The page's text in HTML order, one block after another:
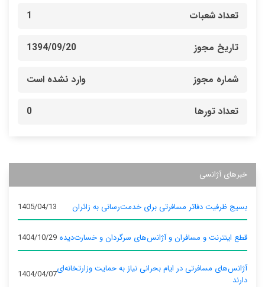
تعداد شعبات 1
تاریخ مجوز 1394/09/20
شماره مجوز وارد نشده است
تعداد تورها 0
خبرهای آژانسی
بسیج ظرفیت دفاتر مسافرتی برای خدمت‌رسانی به زائران 1405/04/13
قطع اینترنت و مسافران و آژانس‌های سرگردان و خسارت‌دیده 1404/10/29
آژانس‌های مسافرتی در ایام بحرانی نیاز به حمایت وزارتخانه‌ای
دارند
1404/04/07